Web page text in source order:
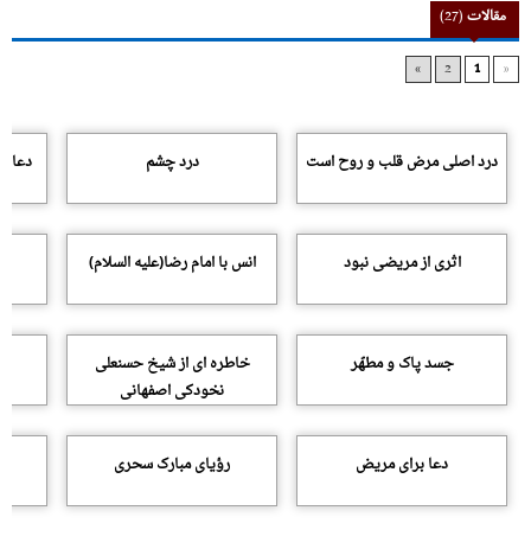
مقالات(27)
«
1
2
»
درد اصلى مرض قلب و روح است درد چشم
اثرى از مریضى نبود انس با امام رضا(علیه السلام)
جسد پاک و مطهّر
خاطره اى از شیخ حسنعلى
نخودکى اصفهانى
دعا براى مریض رؤیاى مبارک سحرى